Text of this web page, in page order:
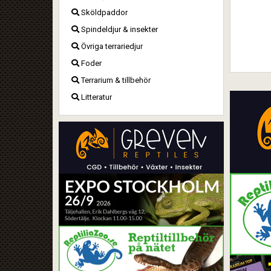
Sköldpaddor
Spindeldjur & insekter
Övriga terrariedjur
Foder
Terrarium & tillbehör
Litteratur